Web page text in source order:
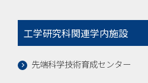
工学研究科関連学内施設
先端科学技術育成センター